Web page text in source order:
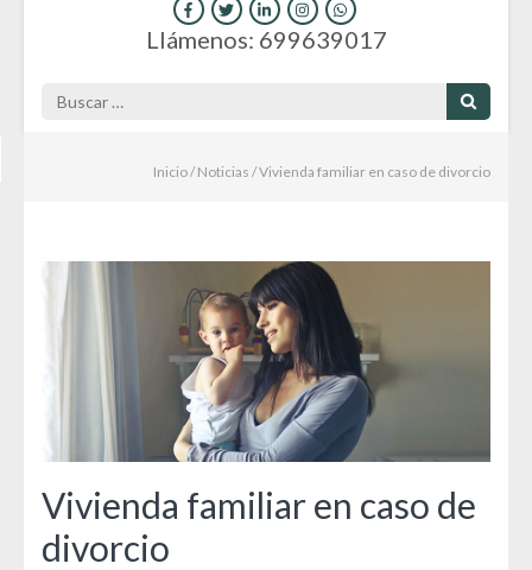
Llámenos: 699639017
Buscar:
Inicio/ Noticias /Vivienda familiar en caso de divorcio
Vivienda familiar en caso de
divorcio